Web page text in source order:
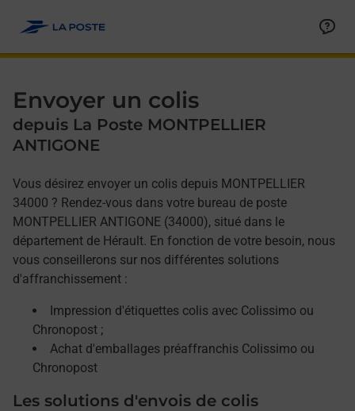
Envoyer un colis
depuis La Poste MONTPELLIER
ANTIGONE
Vous désirez envoyer un colis depuis MONTPELLIER
34000 ? Rendez-vous dans votre bureau de poste
MONTPELLIER ANTIGONE (34000), situé dans le
département de Hérault. En fonction de votre besoin, nous
vous conseillerons sur nos différentes solutions
d'affranchissement :
Impression d'étiquettes colis avec Colissimo ou
Chronopost ;
Achat d'emballages préaffranchis Colissimo ou
Chronopost
Les solutions d'envois de colis